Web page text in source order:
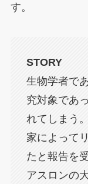
す。
STORY
生物学者で
究対象であ
れてしまう
家によって
たと報告を
アスロンの